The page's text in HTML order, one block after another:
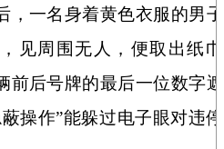
，一名身着黄色衣服的男
见周围无人，便取出纸
前后号牌的最后一位数字
操作”能躲过电子眼对违